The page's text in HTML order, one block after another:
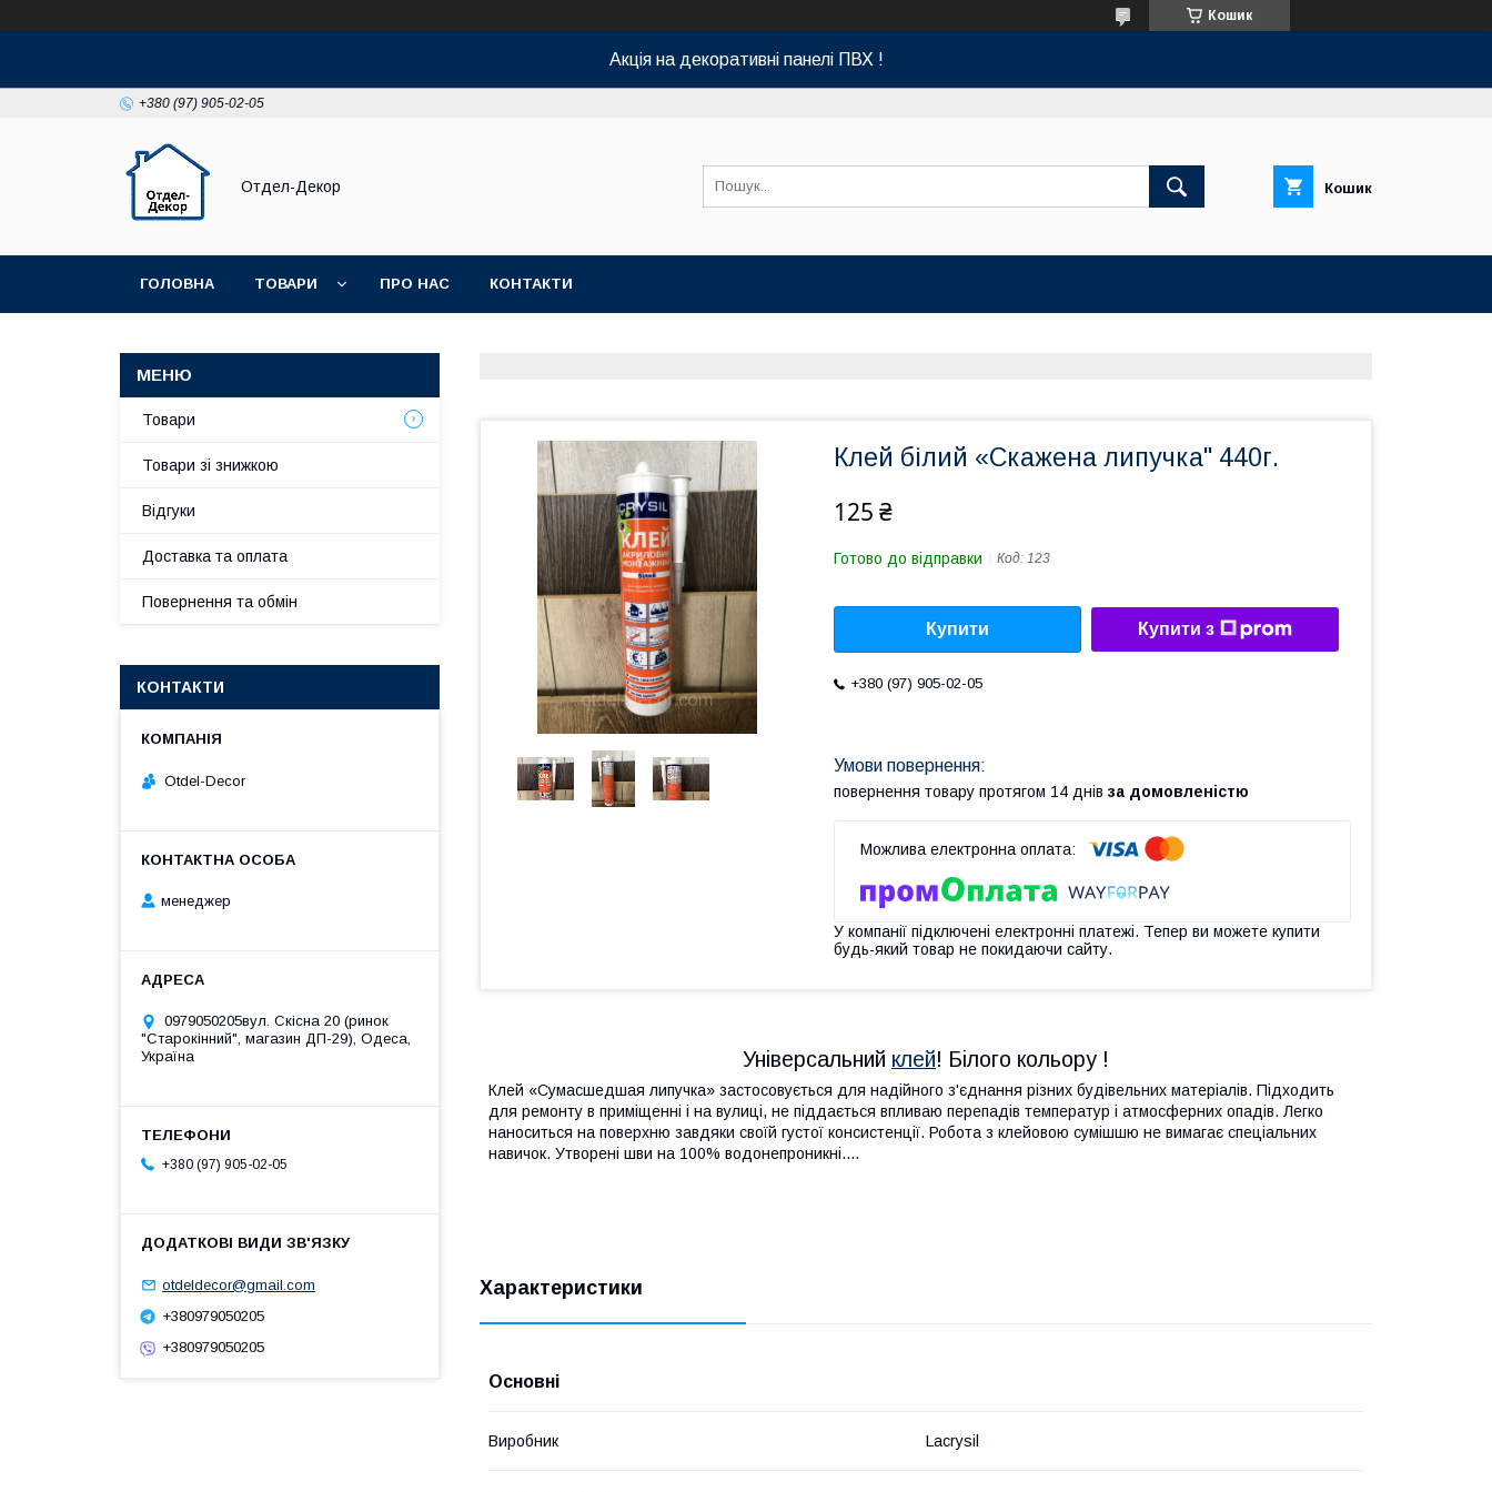
Кошик
Акція на декоративні панелі ПВХ !
+380 (97) 905-02-05
Отдел-Декор Кошик
ГОЛОВНА ТОВАРИ ПРО НАС КОНТАКТИ
Клей білий «Скажена липучка" 440г.
125 ₴
Готово до відправки Код: 123
Купити Купити з
+380 (97) 905-02-05
повернення товару протягом 14 днів за домовленістю
У компанії підключені електронні платежі. Тепер ви можете купити
будь-який товар не покидаючи сайту.
Універсальний клей! Білого кольору !
Клей «Сумасшедшая липучка» застосовується для надійного з'єднання різних будівельних матеріалів. Підходить
для ремонту в приміщенні і на вулиці, не піддається впливаю перепадів температур і атмосферних опадів. Легко
наноситься на поверхню завдяки своїй густої консистенції. Робота з клейовою сумішшю не вимагає спеціальних
навичок. Утворені шви на 100% водонепроникні....
Характеристики
Основні
Виробник Lacrysil
Товари
Товари зі знижкою
Відгуки
Доставка та оплата
Повернення та обмін
КОНТАКТИ
Otdel-Decor
менеджер
0979050205вул. Скісна 20 (ринок
"Старокінний", магазин ДП-29), Одеса,
Україна
+380 (97) 905-02-05
otdeldecor@gmail.com
+380979050205
+380979050205